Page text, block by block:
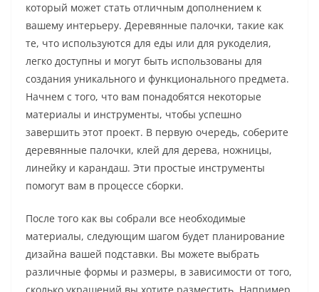
который может стать отличным дополнением к
вашему интерьеру. Деревянные палочки, такие как
те, что используются для еды или для рукоделия,
легко доступны и могут быть использованы для
создания уникального и функционального предмета.
Начнем с того, что вам понадобятся некоторые
материалы и инструменты, чтобы успешно
завершить этот проект. В первую очередь, соберите
деревянные палочки, клей для дерева, ножницы,
линейку и карандаш. Эти простые инструменты
помогут вам в процессе сборки.
После того как вы собрали все необходимые
материалы, следующим шагом будет планирование
дизайна вашей подставки. Вы можете выбрать
различные формы и размеры, в зависимости от того,